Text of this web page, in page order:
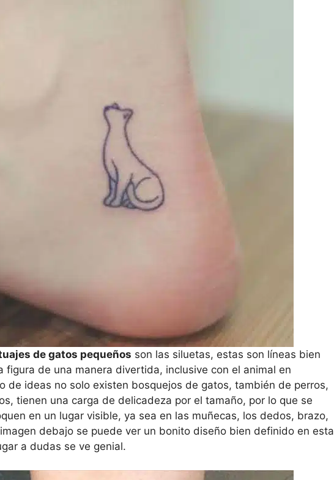
de gatos pequeños son las siluetas, estas son líneas bien
figura de una manera divertida, inclusive con el animal en
de ideas no solo existen bosquejos de gatos, también de perros,
tienen una carga de delicadeza por el tamaño, por lo que se
en un lugar visible, ya sea en las muñecas, los dedos, brazo,
debajo se puede ver un bonito diseño bien definido en esta
a dudas se ve genial.